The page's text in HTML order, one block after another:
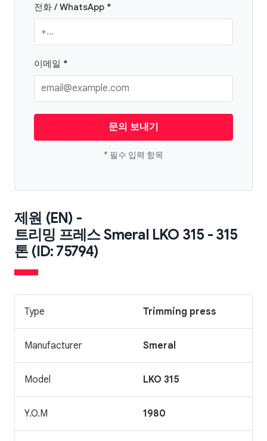
전화 / WhatsApp *
이메일 *
문의 보내기
* 필수 입력 항목
제원 (EN) -
트리밍 프레스 Smeral LKO 315 - 315
톤 (ID: 75794)
Type Trimming press
Manufacturer Smeral
Model LKO 315
Y.O.M 1980